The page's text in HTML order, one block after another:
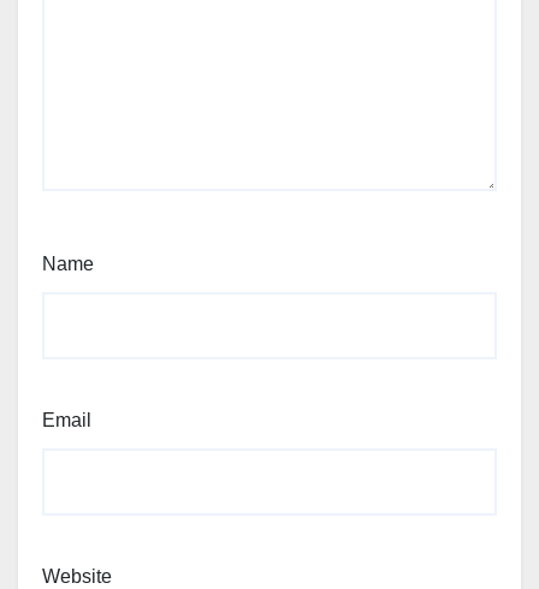
Name
Email
Website